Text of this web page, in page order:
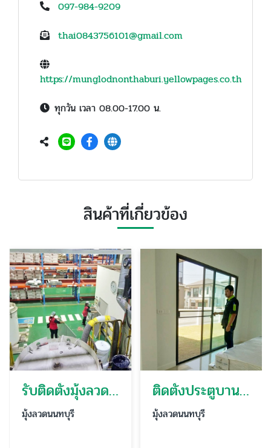
097-984-9209
thai0843756101@gmail.com
https://munglodnonthaburi.yellowpages.co.th
ทุกวัน เวลา 08.00-17.00 น.
สินค้าที่เกี่ยวข้อง
รับติดตั้งมุ้งลวดโรงงาน บางบัวทอง
มุ้งลวดนนทบุรี
ติดตั้งประตูบานเลื่อนพร้อมมุ้งลวด นนทบุรี
มุ้งลวดนนทบุรี